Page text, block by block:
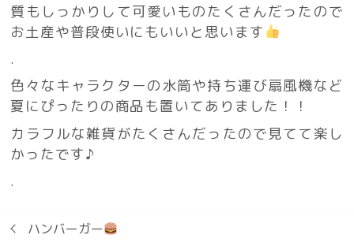
質もしっかりして可愛いものたくさんだったので
お土産や普段使いにもいいと思います
.
色々なキャラクターの水筒や持ち運び扇風機など
夏にぴったりの商品も置いてありました！！
カラフルな雑貨がたくさんだったので見てて楽し
かったです♪
.
ハンバーガー